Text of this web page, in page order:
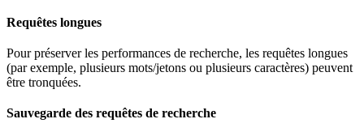
Requêtes longues
Pour préserver les performances de recherche, les requêtes longues
(par exemple, plusieurs mots/jetons ou plusieurs caractères) peuvent
être tronquées.
Sauvegarde des requêtes de recherche